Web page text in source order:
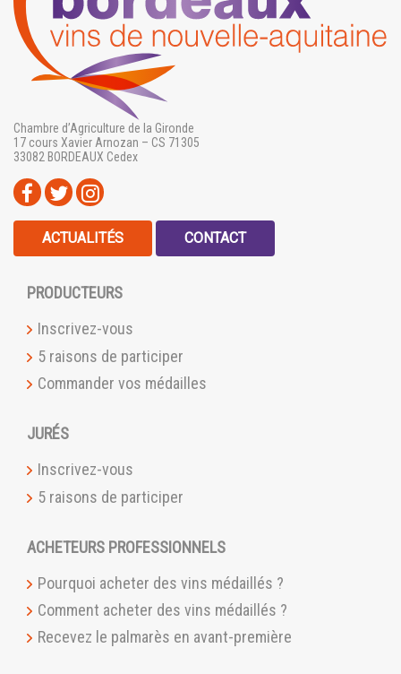
Chambre d’Agriculture de la Gironde
17 cours Xavier Arnozan – CS 71305
33082 BORDEAUX Cedex
ACTUALITÉS CONTACT
PRODUCTEURS
Inscrivez-vous
5 raisons de participer
Commander vos médailles
JURÉS
Inscrivez-vous
5 raisons de participer
ACHETEURS PROFESSIONNELS
Pourquoi acheter des vins médaillés ?
Comment acheter des vins médaillés ?
Recevez le palmarès en avant-première